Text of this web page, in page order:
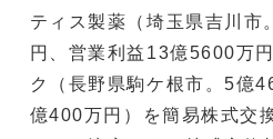
ティス製薬（埼玉県吉川市
円、営業利益13億5600万
ク（長野県駒ケ根市。5億
億400万円）を簡易株式交